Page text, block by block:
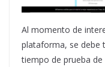
Al momento de
plataforma, se debe
tiempo de prueba